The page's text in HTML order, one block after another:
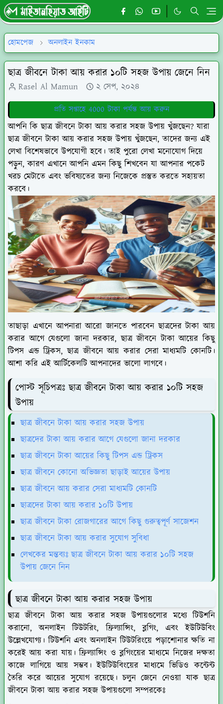
হোমপেজ অনলাইন ইনকাম
ছাত্র জীবনে টাকা আয় করার ১০টি সহজ উপায় জেনে নিন
Rasel Al Mamun ২ সেপ, ২০২৪
প্রতি সপ্তাহে 4000 টাকা পর্যন্ত আয় করুন
আপনি কি ছাত্র জীবনে টাকা আয় করার সহজ উপায় খুঁজছেন? যারা
ছাত্র জীবনে টাকা আয় করার সহজ উপায় খুঁজছেন, তাদের জন্য এই
লেখা বিশেষভাবে উপযোগী হবে। তাই পুরো লেখা মনোযোগ দিয়ে
পড়ুন, কারণ এখানে আপনি এমন কিছু শিখবেন যা আপনার পকেট
খরচ মেটাতে এবং ভবিষ্যতের জন্য নিজেকে প্রস্তুত করতে সহায়তা
করবে।
তাছাড়া এখানে আপনারা আরো জানতে পারবেন ছাত্রদের টাকা আয়
করার আগে যেগুলো জানা দরকার, ছাত্র জীবনে টাকা আয়ের কিছু
টিপস এন্ড ট্রিকস, ছাত্র জীবনে আয় করার সেরা মাধ্যমটি কোনটি।
আশা করি এই আর্টিকেলটি আপনাদের ভালো লাগবে।
পোস্ট সূচিপত্রঃ ছাত্র জীবনে টাকা আয় করার ১০টি সহজ
উপায়
ছাত্র জীবনে টাকা আয় করার সহজ উপায়
ছাত্রদের টাকা আয় করার আগে যেগুলো জানা দরকার
ছাত্র জীবনে টাকা আয়ের কিছু টিপস এন্ড ট্রিকস
ছাত্র জীবনে কোনো অভিজ্ঞতা ছাড়াই আয়ের উপায়
ছাত্র জীবনে আয় করার সেরা মাধ্যমটি কোনটি
ছাত্রদের টাকা আয় করার ১০টি উপায়
ছাত্র জীবনে টাকা রোজগারের আগে কিছু গুরুত্বপূর্ণ সাজেশন
ছাত্র জীবনে টাকা আয় করার সুযোগ সুবিধা
লেখকের মন্তব্যঃ ছাত্র জীবনে টাকা আয় করার ১০টি সহজ
উপায় জেনে নিন
ছাত্র জীবনে টাকা আয় করার সহজ উপায়
ছাত্র জীবনে টাকা আয় করার সহজ উপায়গুলোর মধ্যে টিউশনি
করানো, অনলাইন টিউটরিং, ফ্রিল্যান্সিং, ব্লগিং, এবং ইউটিউবিং
উল্লেখযোগ্য। টিউশনি এবং অনলাইন টিউটরিংয়ে পড়াশোনার ক্ষতি না
করেই আয় করা যায়। ফ্রিল্যান্সিং ও ব্লগিংয়ের মাধ্যমে নিজের দক্ষতা
কাজে লাগিয়ে আয় সম্ভব। ইউটিউবিংয়ের মাধ্যমে ভিডিও কন্টেন্ট
তৈরি করে আয়ের সুযোগ রয়েছে। চলুন জেনে নেওয়া যাক ছাত্র
জীবনে টাকা আয় করার সহজ উপায়গুলো সম্পরকেঃ